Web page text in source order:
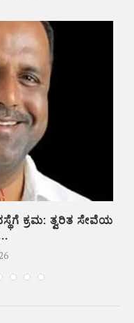
ಕ್ರಮ: ತ್ವರಿತ ಸೇವೆಯ